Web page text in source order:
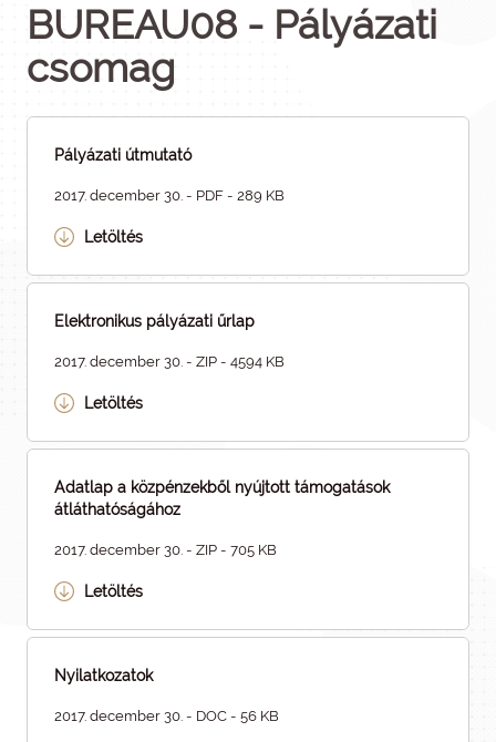
BUREAU08 - Pályázati
csomag
Pályázati útmutató
2017. december 30. - PDF - 289 KB
Letöltés
Elektronikus pályázati űrlap
2017. december 30. - ZIP - 4594 KB
Letöltés
Adatlap a közpénzekből nyújtott támogatások
átláthatóságához
2017. december 30. - ZIP - 705 KB
Letöltés
Nyilatkozatok
2017. december 30. - DOC - 56 KB